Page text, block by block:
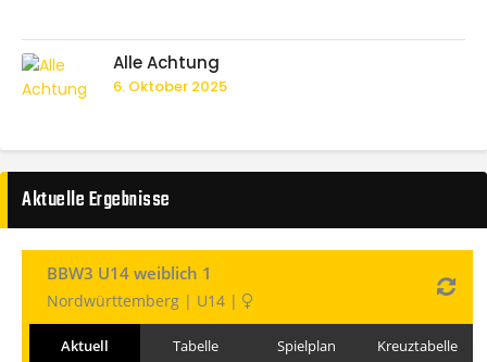
Alle Achtung
6. Oktober 2025
Aktuelle Ergebnisse